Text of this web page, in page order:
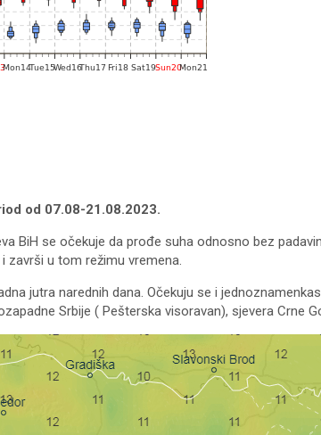
od 07.08-21.08.2023.
BiH se očekuje da prođe suha odnosno bez
završi u tom režimu vremena.
jutra narednih dana. Očekuju se i
Srbije ( Pešterska visoravan), sjevera Crne